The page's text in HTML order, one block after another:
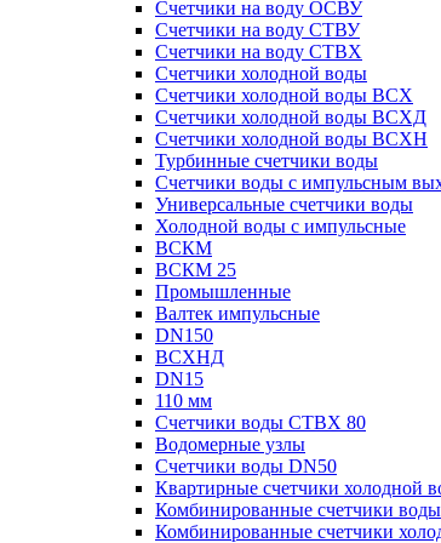
Счетчики на воду ОСВУ
Счетчики на воду СТВУ
Счетчики на воду СТВХ
Счетчики холодной воды
Счетчики холодной воды ВСХ
Счетчики холодной воды ВСХД
Счетчики холодной воды ВСХН
Турбинные счетчики воды
Счетчики воды с импульсным
Универсальные счетчики воды
Холодной воды с импульсные
ВСКМ
ВСКМ 25
Промышленные
Валтек импульсные
DN150
ВСХНД
DN15
110 мм
Счетчики воды СТВХ 80
Водомерные узлы
Счетчики воды DN50
Квартирные счетчики холодной
Комбинированные счетчики воды
Комбинированные счетчики